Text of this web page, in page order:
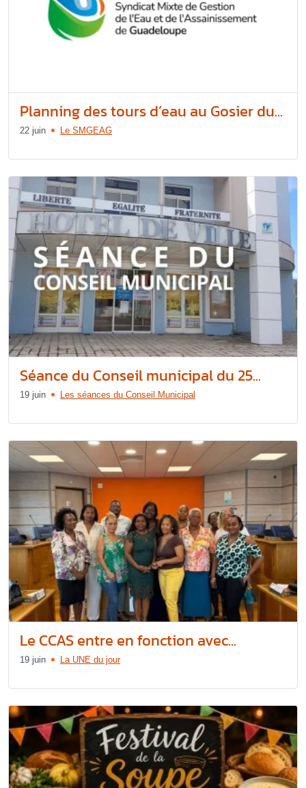
Planning des tours d’eau au Gosier du...
22 juin Le SMGEAG
Séance du Conseil municipal du 25...
19 juin Les séances du Conseil Municipal
Le CCAS entre en fonction avec...
19 juin La UNE du jour